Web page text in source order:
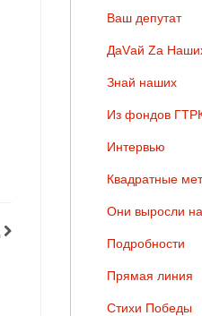
Ваш депутат
ДаVай Zа
Знай наших
Из фондов
Интервью
Квадратные
Они выросли
Подробности
Прямая линия
Стихи Победы